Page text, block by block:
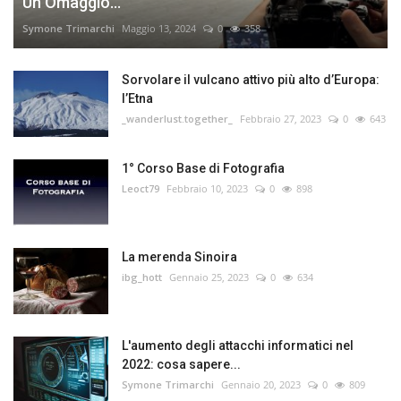
Symone Trimarchi Maggio 13, 2024 0 358
Sorvolare il vulcano attivo più alto d’Europa:
l’Etna
_wanderlust.together_ Febbraio 27, 2023 0 643
1° Corso Base di Fotografia
Leoct79 Febbraio 10, 2023 0 898
La merenda Sinoira
ibg_hott Gennaio 25, 2023 0 634
L'aumento degli attacchi informatici nel
2022: cosa sapere...
Symone Trimarchi Gennaio 20, 2023 0 809